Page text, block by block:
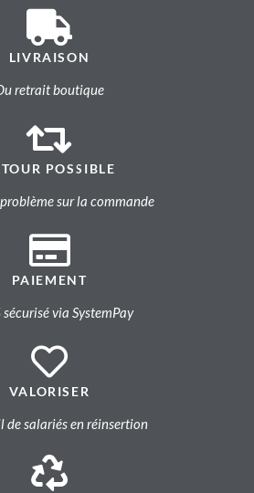
LIVRAISON
retrait boutique
POSSIBLE
problème sur la commande
PAIEMENT
via SystemPay
VALORISER
de salariés en réinsertion